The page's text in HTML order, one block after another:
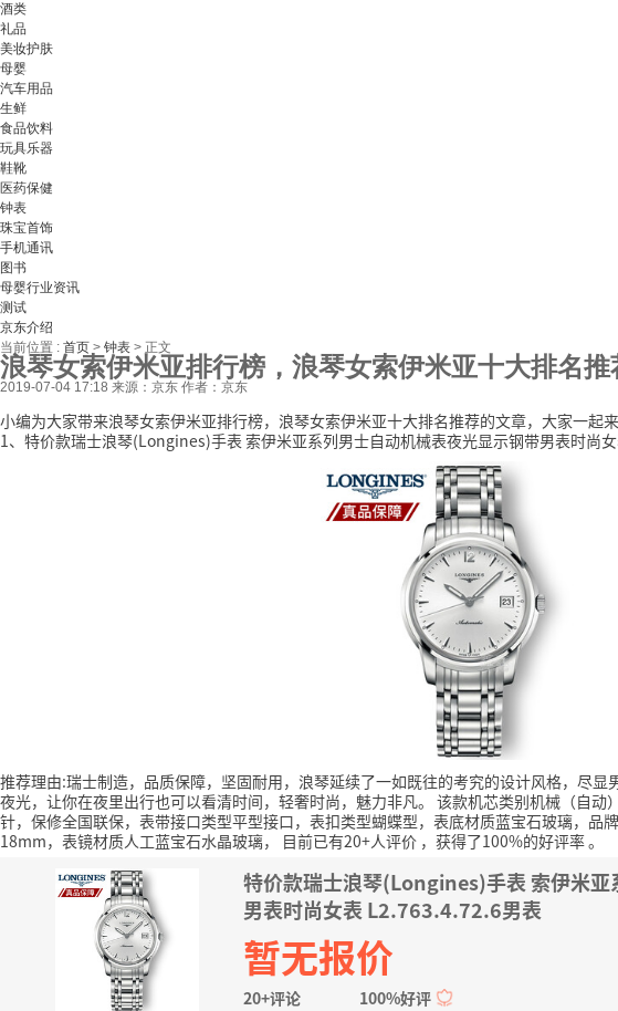
酒类
礼品
美妆护肤
母婴
汽车用品
生鲜
食品饮料
玩具乐器
鞋靴
医药保健
钟表
珠宝首饰
手机通讯
图书
母婴行业资讯
测试
京东介绍
当前位置 : 首页 > 钟表 > 正文
浪琴女索伊米亚排行榜，浪琴女索伊米亚十大排名推
2019-07-04 17:18 来源：京东 作者：京东
小编为大家带来浪琴女索伊米亚排行榜，浪琴女索伊米亚十大排名推荐的文章，大家一起来
1、特价款瑞士浪琴(Longines)手表 索伊米亚系列男士自动机械表夜光显示钢带男表时尚
推荐理由:瑞士制造，品质保障，坚固耐用，浪琴延续了一如既往的考究的设计风格，尽
夜光，让你在夜里出行也可以看清时间，轻奢时尚，魅力非凡。 该款机芯类别机械（自动
针，保修全国联保，表带接口类型平型接口，表扣类型蝴蝶型，表底材质蓝宝石玻璃，品
18mm，表镜材质人工蓝宝石水晶玻璃，
目前已有20+人评价 ，获得了100%的好评率。
特价款瑞士浪琴(Longines)手表 索伊米
男表时尚女表 L2.763.4.72.6男表
暂无报价
20+评论 100%好评